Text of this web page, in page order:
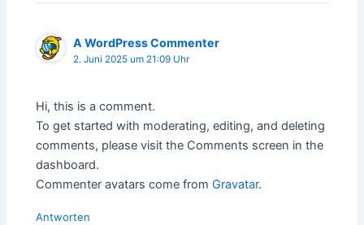
A WordPress Commenter
2. Juni 2025 um 21:09 Uhr
Hi, this is a comment.
To get started with moderating, editing, and deleting
comments, please visit the Comments screen in the
dashboard.
Commenter avatars come fromGravatar.
Antworten